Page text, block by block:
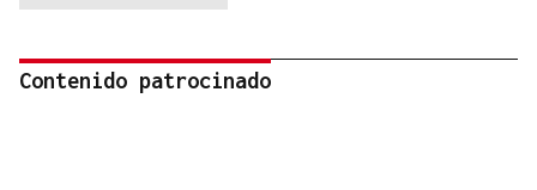
Contenido patrocinado